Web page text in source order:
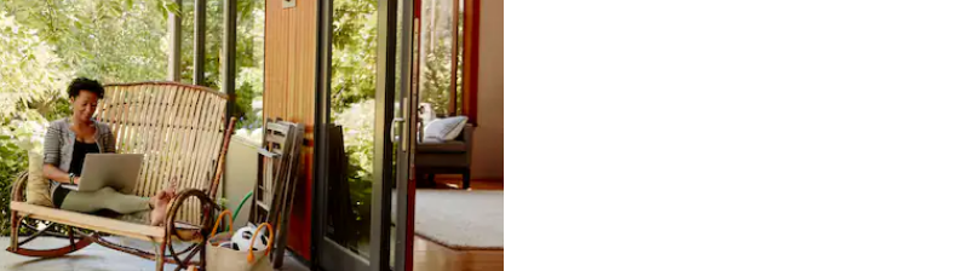
hacia arriba y hacia abajo o explora con el tacto o desliza el dedo.